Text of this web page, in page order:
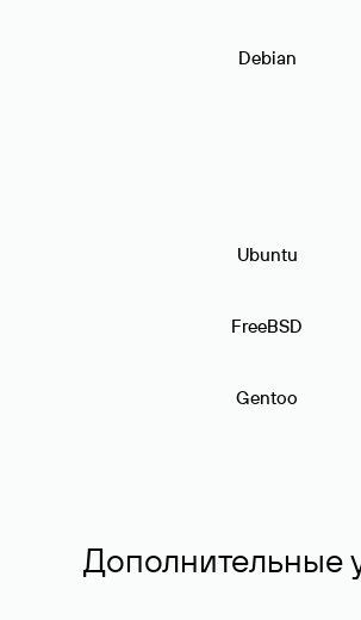
Debian
Ubuntu
FreeBSD
Gentoo
Дополнительные